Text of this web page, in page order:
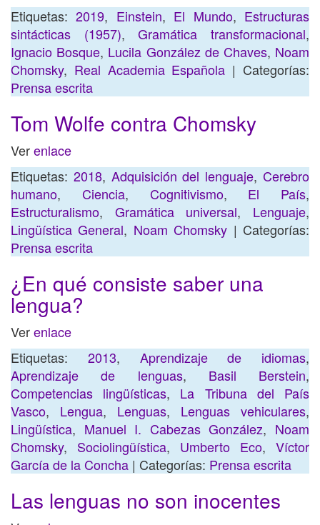
Etiquetas:2019, Einstein, El Mundo, Estructuras
sintácticas (1957),Gramática transformacional,
Ignacio Bosque, Lucila González de Chaves, Noam
Chomsky, Real Academia Española | Categorías:
Prensa escrita
Tom Wolfe contra Chomsky
Verenlace
Etiquetas: 2018, Adquisición del lenguaje,Cerebro
humano, Ciencia, Cognitivismo, El País,
Estructuralismo, Gramática universal, Lenguaje,
Lingüística General, Noam Chomsky | Categorías:
Prensa escrita
¿En qué consiste saber una
lengua?
Verenlace
Etiquetas: 2013, Aprendizaje de idiomas,
Aprendizaje de lenguas, Basil Berstein,
Competencias lingüísticas, La Tribuna del País
Vasco, Lengua, Lenguas, Lenguas vehiculares,
Lingüística, Manuel I. Cabezas González, Noam
Chomsky, Sociolingüística, Umberto Eco, Víctor
García de la Concha | Categorías: Prensa escrita
Las lenguas no son inocentes